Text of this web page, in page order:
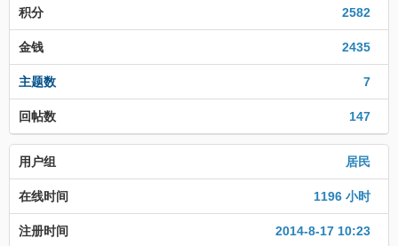
2582
积分
2435
金钱
7
主题数
147
回帖数
居民
用户组
1196 小时
在线时间
2014-8-17 10:23
注册时间